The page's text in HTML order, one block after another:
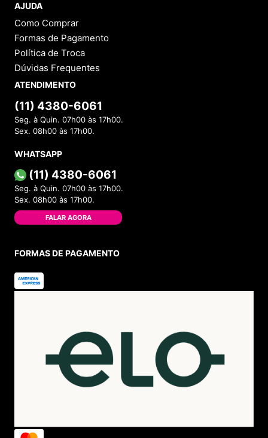
AJUDA
Como Comprar
Formas de Pagamento
Política de Troca
Dúvidas Frequentes
ATENDIMENTO
(11) 4380-6061
Seg. à Quin. 07h00 às 17h00.
Sex. 08h00 às 17h00.
WHATSAPP
(11) 4380-6061
Seg. à Quin. 07h00 às 17h00.
Sex. 08h00 às 17h00.
FALAR AGORA
FORMAS DE PAGAMENTO